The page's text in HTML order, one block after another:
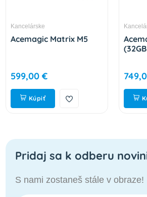
Kancelárske
Acemagic Matrix M5
599,00 €
Kúpiť
Pridaj sa k odberu
S nami zostaneš stále v obraze!